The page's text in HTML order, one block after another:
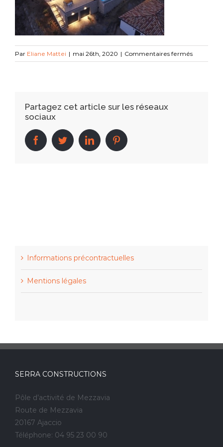
Par Eliane Mattei | mai 26th, 2020 | Commentaires ferméssur
15
Partagez cet article sur les réseaux
sociaux
facebooktwitter linkedin pinterest
Informations précontractuelles
Mentions légales
SERRA CONSTRUCTIONS
Pôle d’activité de Mezzavia
Route de Mezzavia
20167 Ajaccio
Téléphone: 04 95 23 00 90